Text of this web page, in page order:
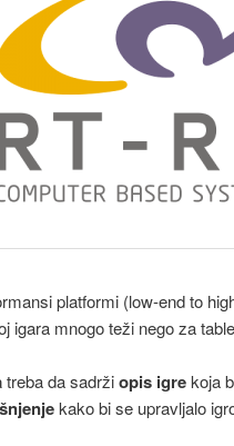
platformi (low-end to
igara mnogo teži nego za
treba da sadržiopis igrekoja
kako bi se upravljalo